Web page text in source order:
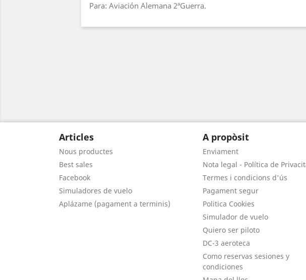
Para: Aviación Alemana 2ªGuerra.
Articles
Nous productes
Best sales
Facebook
Simuladores de vuelo
Aplázame (pagament a terminis)
A propòsit
Enviament
Nota legal - Política de
Termes i condicions d'ús
Pagament segur
Politica Cookies
Simulador de vuelo
Quiero ser piloto
DC-3 aeroteca
Como reservas sesiones y
condiciones